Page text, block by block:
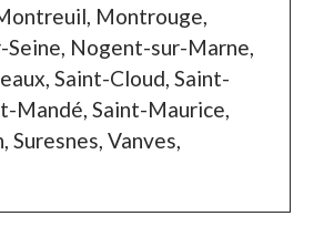
Montrouge,
Seine, Nogent-sur-Marne,
Saint-Cloud, Saint-
Mandé, Saint-Maurice,
Suresnes, Vanves,